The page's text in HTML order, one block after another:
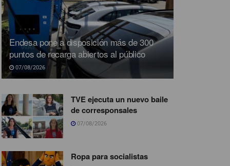
Endesa pone a disposición más de 300
puntos de recarga abiertos al público
07/08/2026
TVE ejecuta un nuevo baile
de corresponsales
07/08/2026
Ropa para socialistas